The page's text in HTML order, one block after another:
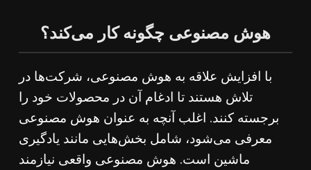
هوش مصنوعی چگونه کار می‌کند؟
با افزایش علاقه به هوش مصنوعی، شرکت‌ها در
تلاش هستند تا ادغام آن در محصولات خود را
برجسته کنند. اغلب آنچه به عنوان هوش مصنوعی
معرفی می‌شود، شامل بخش‌هایی مانند یادگیری
ماشین است. هوش مصنوعی واقعی نیازمند